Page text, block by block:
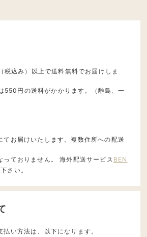
込み）以上で送料無料でお届けしま
円の送料がかかります。（離島、一
てお届けいたします。複数住所への配送
っておりません。 海外配送サービス BEN
さい。
い方法は、以下になります。